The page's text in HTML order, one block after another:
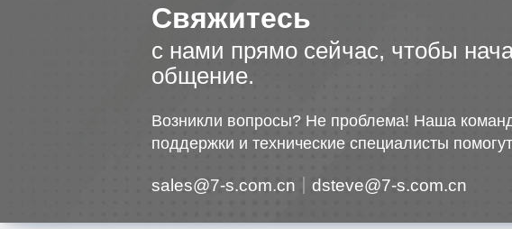
Свяжитесь
с нами прямо сейчас, чтобы
общение.
Возникли вопросы? Не проблема! Наша
поддержки и технические специалисты
sales@7-s.com.cn dsteve@7-s.com.cn